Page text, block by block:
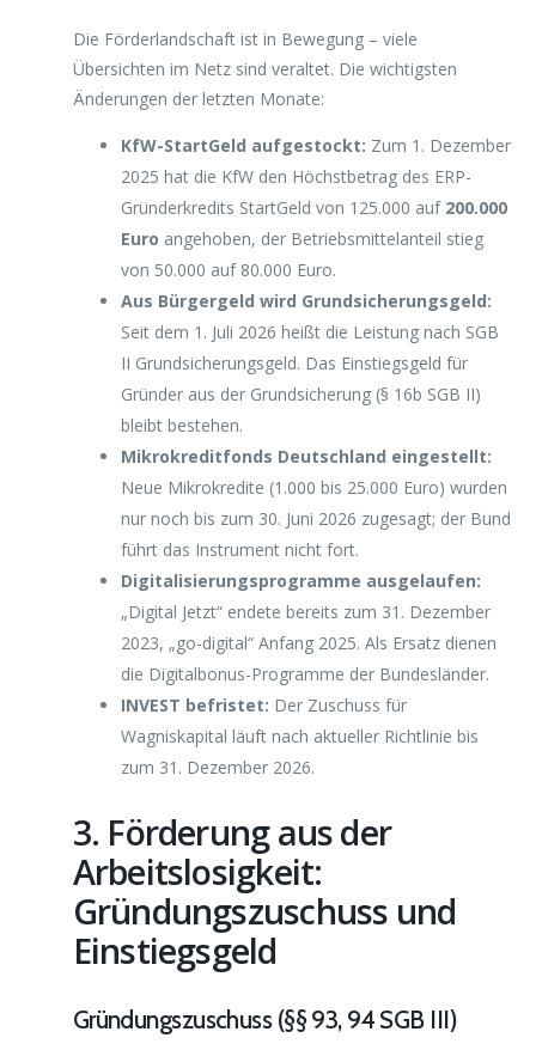
Die Förderlandschaft ist in Bewegung – viele
Übersichten im Netz sind veraltet. Die wichtigsten
Änderungen der letzten Monate:
KfW-StartGeld aufgestockt: Zum 1. Dezember
2025 hat die KfW den Höchstbetrag des ERP-
Gründerkredits StartGeld von 125.000 auf 200.000
Euro angehoben, der Betriebsmittelanteil stieg
von 50.000 auf 80.000 Euro.
Aus Bürgergeld wird Grundsicherungsgeld:
Seit dem 1. Juli 2026 heißt die Leistung nach SGB
II Grundsicherungsgeld. Das Einstiegsgeld für
Gründer aus der Grundsicherung (§ 16b SGB II)
bleibt bestehen.
Mikrokreditfonds Deutschland eingestellt:
Neue Mikrokredite (1.000 bis 25.000 Euro) wurden
nur noch bis zum 30. Juni 2026 zugesagt; der Bund
führt das Instrument nicht fort.
Digitalisierungsprogramme ausgelaufen:
„Digital Jetzt“ endete bereits zum 31. Dezember
2023, „go-digital“ Anfang 2025. Als Ersatz dienen
die Digitalbonus-Programme der Bundesländer.
INVEST befristet: Der Zuschuss für
Wagniskapital läuft nach aktueller Richtlinie bis
zum 31. Dezember 2026.
3. Förderung aus der
Arbeitslosigkeit:
Gründungszuschuss und
Einstiegsgeld
Gründungszuschuss (§§ 93, 94 SGB III)